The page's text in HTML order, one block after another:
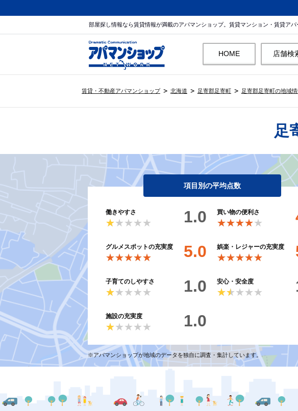
部屋探し情報なら賃貸情報が満載のアパマンショップ。賃貸マンション・賃貸アパ
HOME 店舗検
賃貸・不動産アパマンショップ 北海道 足寄郡足寄町 足寄郡足寄町の地域情
足
項目別の平均点数
働きやすさ
★★★★★
★★★★★ 1.0 買い物の便利さ
★★★★★
★★★★★
グルメスポットの充実度
★★★★★
★★★★★ 5.0 娯楽・レジャーの充実度
★★★★★
★★★★★
子育てのしやすさ
★★★★★
★★★★★ 1.0 安心・安全度
★★★★★
★★★★★
施設の充実度
★★★★★
★★★★★ 1.0
※アパマンショップが地域のデータを独自に調査・集計しています。